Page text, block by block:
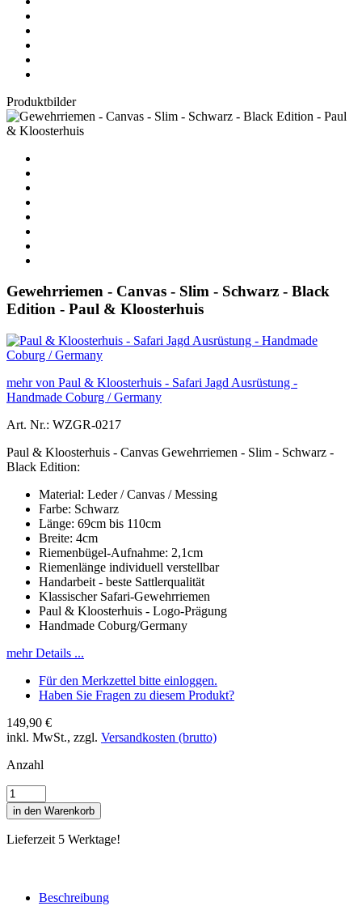
Produktbilder
Gewehrriemen - Canvas - Slim - Schwarz - Black
Edition - Paul & Kloosterhuis
mehr von Paul & Kloosterhuis - Safari Jagd Ausrüstung -
Handmade Coburg / Germany
Art. Nr.: WZGR-0217
Paul & Kloosterhuis - Canvas Gewehrriemen - Slim - Schwarz -
Black Edition:
Material: Leder / Canvas / Messing
Farbe: Schwarz
Länge: 69cm bis 110cm
Breite: 4cm
Riemenbügel-Aufnahme: 2,1cm
Riemenlänge individuell verstellbar
Handarbeit - beste Sattlerqualität
Klassischer Safari-Gewehrriemen
Paul & Kloosterhuis - Logo-Prägung
Handmade Coburg/Germany
mehr Details ...
Für den Merkzettel bitte einloggen.
Haben Sie Fragen zu diesem Produkt?
149,90 €
inkl. MwSt., zzgl. Versandkosten (brutto)
Anzahl
in den Warenkorb
Lieferzeit 5 Werktage!
Beschreibung